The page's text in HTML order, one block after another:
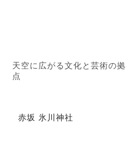
天空に広がる文化と芸術の拠
点
赤坂 氷川神社